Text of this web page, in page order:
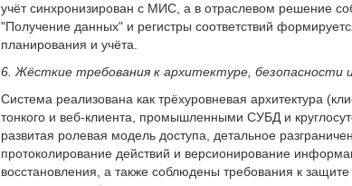
учёт синхронизирован с МИС, а в отраслевом решение
"Получение данных" и регистры соответствий
планирования и учёта.
6. Жёсткие требования к архитектуре, безопасности
Система реализована как трёхуровневая архитектура
тонкого и веб‑клиента, промышленными СУБД и
развитая ролевая модель доступа, детальное
протоколирование действий и версионирование
восстановления, а также соблюдены требования к